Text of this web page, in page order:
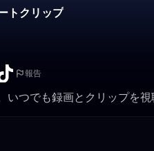
トクリップ
報告
つでも録画とクリップを視